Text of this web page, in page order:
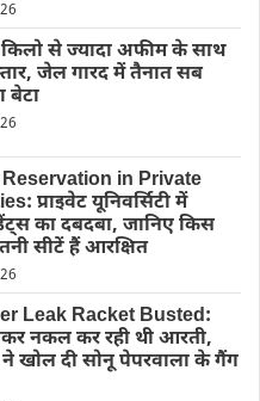
किलो से ज्यादा अफीम के साथ
जेल गारद में तैनात सब
बेटा
in Private
प्राइवेट यूनिवर्सिटी में
का दबदबा, जानिए किस
सीटें हैं आरक्षित
Leak Racket Busted:
नकल कर रही थी आरती,
खोल दी सोनू पेपरवाला के गैंग